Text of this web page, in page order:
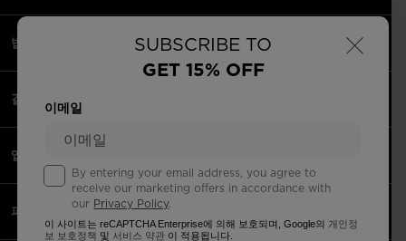
×
SUBSCRIBE TO
GET 15% OFF
이메일
By entering your email address, you agree to
receive our marketing offers in accordance with
our Privacy Policy.
이 사이트는 reCAPTCHA Enterprise에 의해 보호되며, Google의개인정
보 보호정책 및 서비스 약관 이 적용됩니다.
법률 정보
결제 수단 안내
앱
파트너